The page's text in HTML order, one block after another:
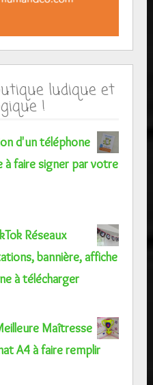
ludique et
!
d'un téléphone
faire signer par votre
Réseaux
bannière, affiche
à télécharger
Maîtresse
A4 à faire remplir